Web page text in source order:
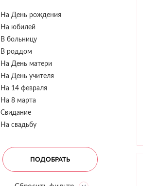
На День рождения
На юбилей
В больницу
В роддом
На День матери
На День учителя
На 14 февраля
На 8 марта
Свидание
На свадьбу